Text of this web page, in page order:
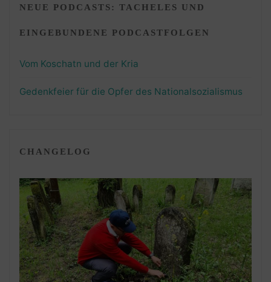
NEUE PODCASTS: TACHELES UND
EINGEBUNDENE PODCASTFOLGEN
Vom Koschatn und der Kria
Gedenkfeier für die Opfer des Nationalsozialismus
CHANGELOG